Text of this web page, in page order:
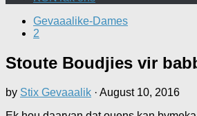
Gevaaalike-Dames
2
Stoute Boudjies vir
by Stix Gevaaalik · August 10, 2016